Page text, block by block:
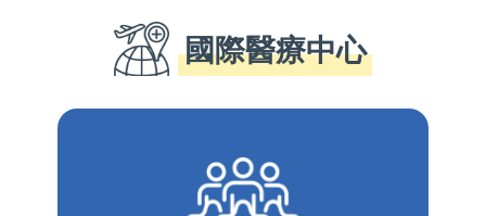
國際醫療中心